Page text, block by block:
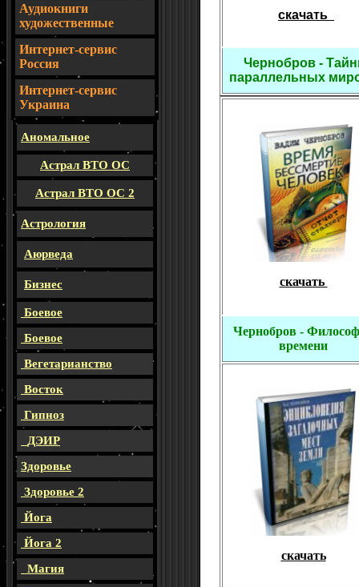
Аудиокниги
художественные
Интернет-сервис
Россия
Интернет-сервис
Украина
Аномальное
Астрал ВТО ОС
Астрал ВТО ОС 2
Астрология
Аюрведа
Бизнес
Боевое
Боевое
Вегетарианство
Восток
Гипноз
ДЭИР
Здоровье
Здоровье 2
Йога
Йога 2
Магия
скачать
Чернобров -
параллельных
скачать
Чернобров -
времени
скачать